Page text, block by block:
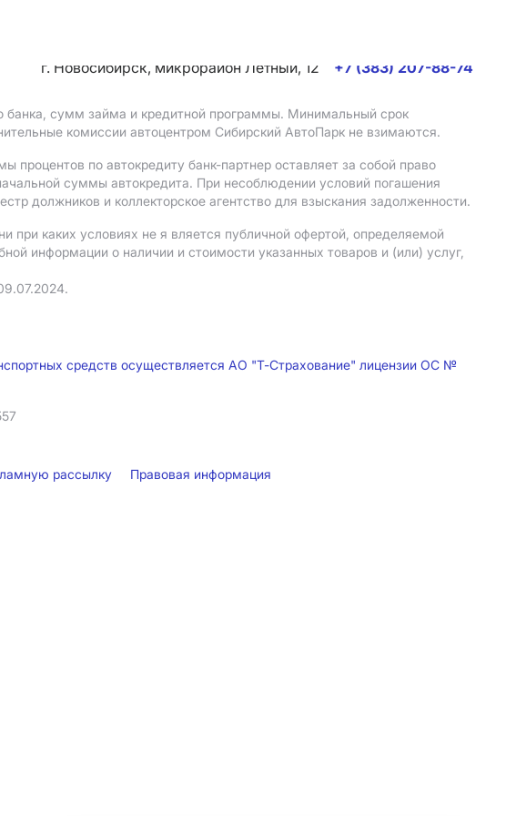
г. Новосибирск, микрорайон Летный, 12
+7 (383) 207-88-74
банка, сумм займа и кредитной программы. Минимальный срок
комиссии автоцентром Сибирский АвтоПарк не взимаются.
по автокредиту банк-партнер оставляет за собой право
суммы автокредита. При несоблюдении условий погашения
должников и коллекторское агентство для взыскания задолженности.
каких условиях не я вляется публичной офертой, определяемой
информации о наличии и стоимости указанных товаров и (или) услуг,
средств осуществляется АО "Т-Страхование" лицензии ОС №
рассылку Правовая информация